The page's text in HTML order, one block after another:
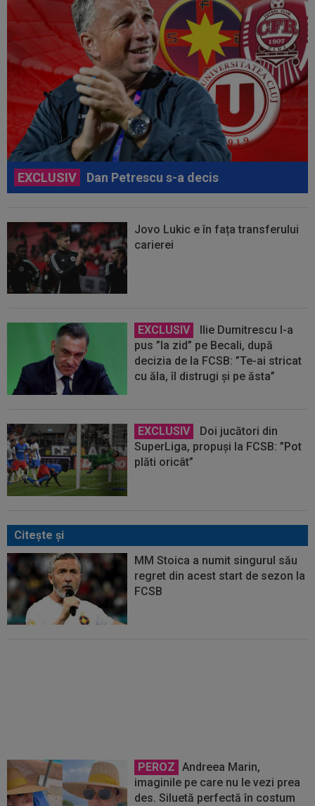
EXCLUSIV Dan Petrescu s-a decis
Jovo Lukic e în fața transferului
carierei
EXCLUSIV
Ilie Dumitrescu l-a
pus ”la zid” pe Becali, după
decizia de la FCSB: ”Te-ai stricat
cu ăla, îl distrugi și pe ăsta”
EXCLUSIV
Doi jucători din
SuperLiga, propuși la FCSB: ”Pot
plăti oricât”
Citeşte şi
MM Stoica a numit singurul său
regret din acest start de sezon la
FCSB
PEROZ Andreea Marin,
imaginile pe care nu le vezi prea
des. Siluetă perfectă în costum